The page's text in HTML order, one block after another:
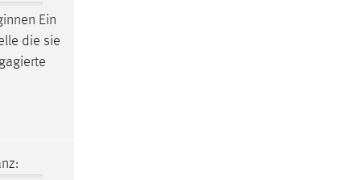
Ein
die sie